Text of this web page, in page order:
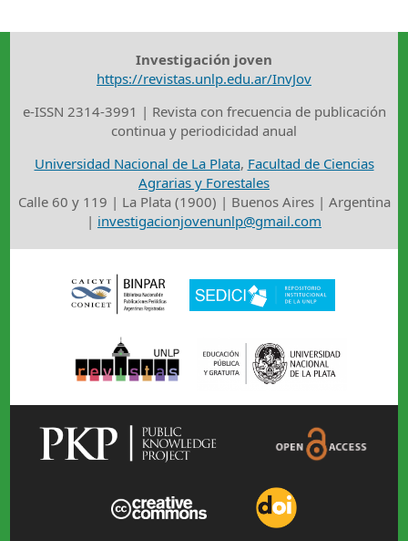
Investigación joven
https://revistas.unlp.edu.ar/InvJov
e-ISSN 2314-3991 | Revista con frecuencia de publicación
continua y periodicidad anual
Universidad Nacional de La Plata, Facultad de Ciencias
Agrarias y Forestales
Calle 60 y 119 | La Plata (1900) | Buenos Aires | Argentina
| investigacionjovenunlp@gmail.com